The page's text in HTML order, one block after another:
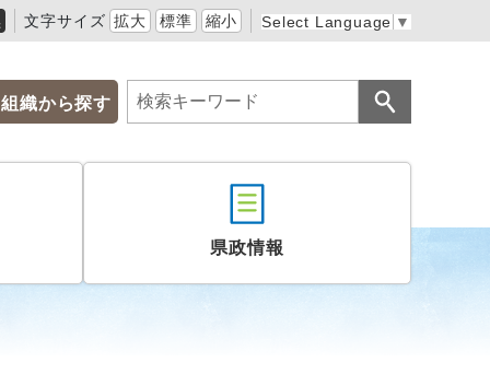
文字サイズ 拡大 標準 縮小 Select Language ▼
組織から探す
県政情報